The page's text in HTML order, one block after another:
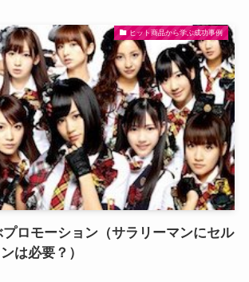
ヒット商品から学ぶ成功事例
ロモーション（サラリーマンにセル
は必要？）